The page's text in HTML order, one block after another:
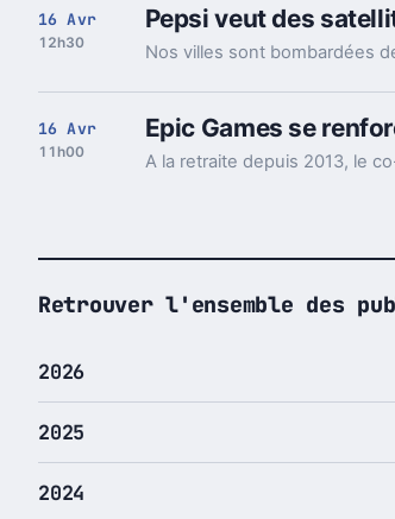
16 Avr
12h30
Pepsi veut des
16 Avr
11h00
Epic Games se
Retrouver l'ensemble des
2026
2025
2024